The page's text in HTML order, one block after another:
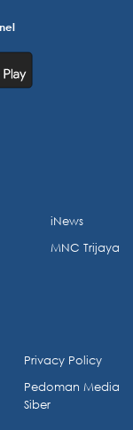
iNews
MNC Trijaya
Privacy Policy
Pedoman Media
Siber